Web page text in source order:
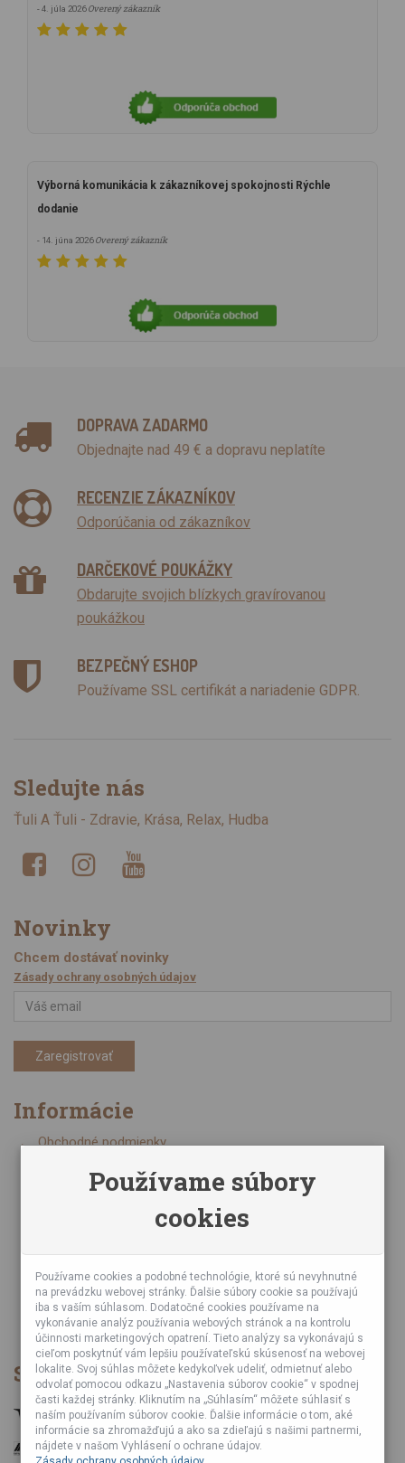
- 4. júla 2026Overený zákazník
Výborná komunikácia k zákazníkovej spokojnosti Rýchle
dodanie
- 14. júna 2026Overený zákazník
DOPRAVA ZADARMO
Objednajte nad 49 € a dopravu neplatíte
RECENZIE ZÁKAZNÍKOV
Odporúčania od zákazníkov
DARČEKOVÉ POUKÁŽKY
Obdarujte svojich blízkych gravírovanou
poukážkou
BEZPEČNÝ ESHOP
Používame SSL certifikát a nariadenie GDPR.
Sledujte nás
Ťuli A Ťuli - Zdravie, Krása, Relax, Hudba
Novinky
Chcem dostávať novinky
Zásady ochrany osobných údajov
Zaregistrovať
Informácie
Obchodné podmienky
Online kurzy bubnovania
Poznáte nás z TV a Rádia
Partnerské predajne
Testy výrobkov
Ekológia
Veľkoobchod
Spôsob platby
Používame súbory
cookies
Používame cookies a podobné technológie, ktoré sú nevyhnutné
na prevádzku webovej stránky. Ďalšie súbory cookie sa používajú
iba s vaším súhlasom. Dodatočné cookies používame na
vykonávanie analýz používania webových stránok a na kontrolu
účinnosti marketingových opatrení. Tieto analýzy sa vykonávajú s
cieľom poskytnúť vám lepšiu používateľskú skúsenosť na webovej
lokalite. Svoj súhlas môžete kedykoľvek udeliť, odmietnuť alebo
odvolať pomocou odkazu „Nastavenia súborov cookie“ v spodnej
časti každej stránky. Kliknutím na „Súhlasím“ môžete súhlasiť s
naším používaním súborov cookie. Ďalšie informácie o tom, aké
informácie sa zhromažďujú a ako sa zdieľajú s našimi partnermi,
nájdete v našom Vyhlásení o ochrane údajov.